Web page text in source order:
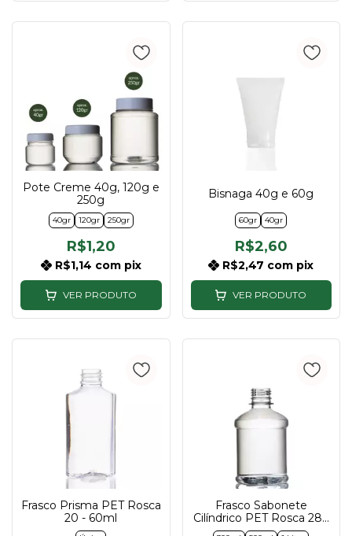
Pote Creme 40g, 120g e
250g
40gr 120gr 250gr
R$1,20
R$1,14 com pix
VER PRODUTO
Bisnaga 40g e 60g
60gr 40gr
R$2,60
R$2,47 com pix
VER PRODUTO
Frasco Prisma PET Rosca
20 - 60ml
Frasco Sabonete
Cilíndrico PET Rosca 28 -
300ml, 500ml e 1L